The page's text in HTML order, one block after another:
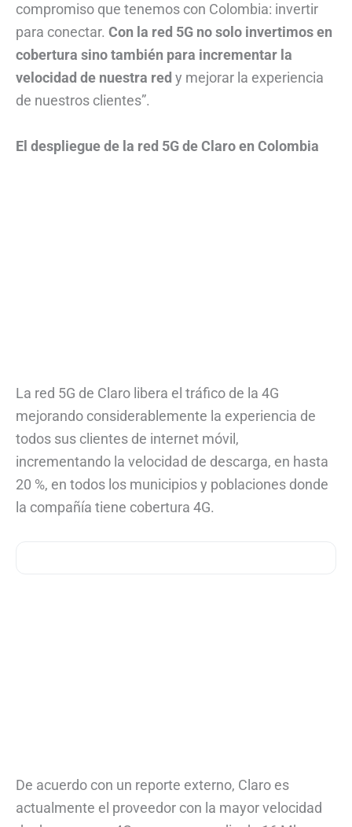
compromiso que tenemos con Colombia: invertir
para conectar. Con la red 5G no solo invertimos en
cobertura sino también para incrementar la
velocidad de nuestra red y mejorar la experiencia
de nuestros clientes”.
El despliegue de la red 5G de Claro en Colombia
La red 5G de Claro libera el tráfico de la 4G
mejorando considerablemente la experiencia de
todos sus clientes de internet móvil,
incrementando la velocidad de descarga, en hasta
20 %, en todos los municipios y poblaciones donde
la compañía tiene cobertura 4G.
De acuerdo con un reporte externo, Claro es
actualmente el proveedor con la mayor velocidad